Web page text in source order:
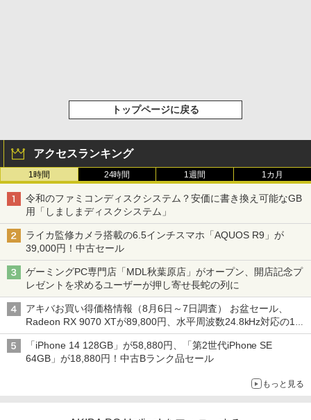
トップページに戻る
アクセスランキング
1時間 24時間 1週間 1カ月
令和のファミコンディスクシステム？安価に書き換え可能なGB
用「しましまディスクシステム」
ライカ監修カメラ搭載の6.5インチスマホ「AQUOS R9」が
39,000円！中古セール
ゲーミングPC専門店「MDL秋葉原店」がオープン、開店記念プ
レゼントを求めるユーザーが押し寄せ長蛇の列に
アキバお買い得価格情報（8月6日～7日調査） お盆セール、
Radeon RX 9070 XTが89,800円、水平周波数24.8kHz対応の17
型モニターが9,801円、暑さ指数連動セール ほか
「iPhone 14 128GB」が58,880円、「第2世代iPhone SE
64GB」が18,880円！中古Bランク品セール
もっと見る